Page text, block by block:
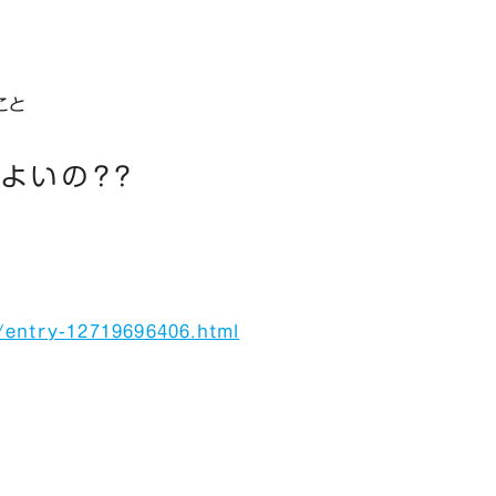
と
いの？？
12719696406.html